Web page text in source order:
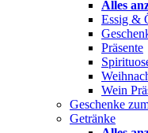
Alles
Essig &
Präsente
Wein
Geschenke
Getränke